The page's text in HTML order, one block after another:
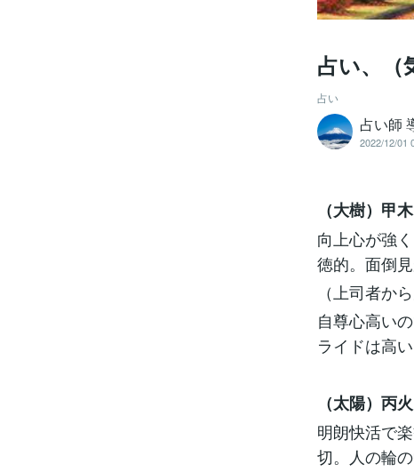
占い、（
占い
占い師
2022/12/01
（大樹）甲木
向上心が強
徳的。面倒
（上司者か
自尊心高い
ライドは高い
（太陽）丙火
明朗快活で
切。人の輪